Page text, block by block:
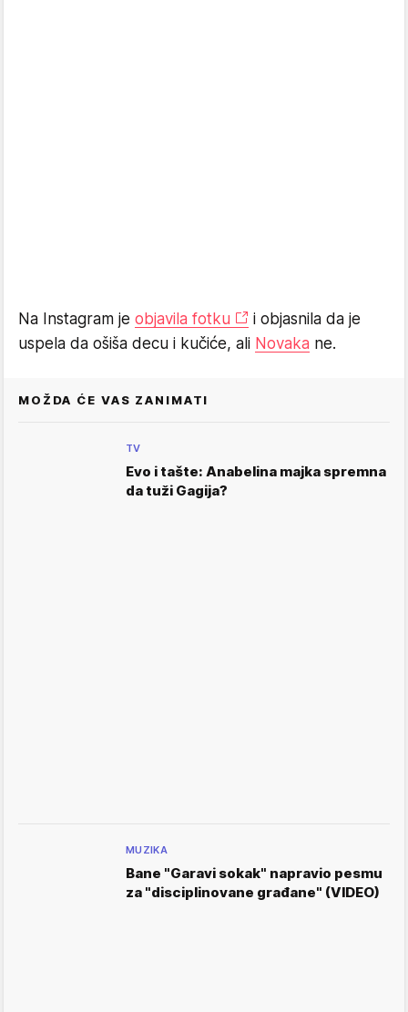
Na Instagram je objavila fotku
i objasnila da je
uspela da ošiša decu i kučiće, ali Novaka ne.
MOŽDA ĆE VAS ZANIMATI
TV
Evo i tašte: Anabelina majka spremna
da tuži Gagija?
MUZIKA
Bane "Garavi sokak" napravio pesmu
za "disciplinovane građane" (VIDEO)